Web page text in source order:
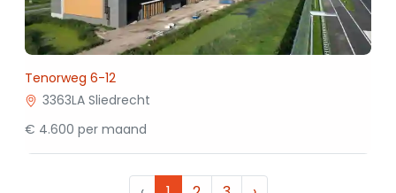
Tenorweg 6-12
3363LA Sliedrecht
€ 4.600 per maand